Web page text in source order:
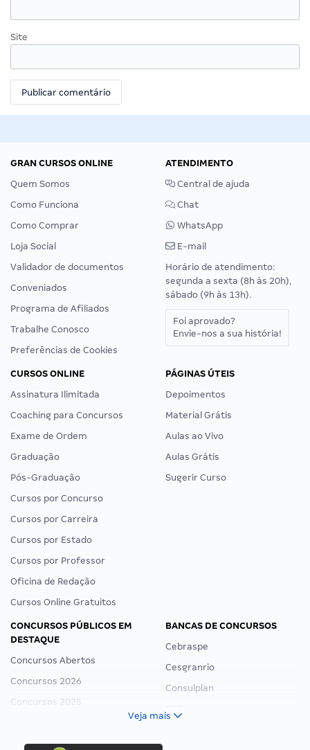
Site
GRAN CURSOS ONLINE
Quem Somos
Como Funciona
Como Comprar
Loja Social
Validador de documentos
Conveniados
Programa de Afiliados
Trabalhe Conosco
Preferências de Cookies
ATENDIMENTO
Central de ajuda
Chat
WhatsApp
E-mail
Horário de atendimento:
segunda a sexta (8h às 20h),
sábado (9h às 13h).
Foi aprovado?
Envie-nos a sua história!
CURSOS ONLINE
Assinatura Ilimitada
Coaching para Concursos
Exame de Ordem
Graduação
Pós-Graduação
Cursos por Concurso
Cursos por Carreira
Cursos por Estado
Cursos por Professor
Oficina de Redação
Cursos Online Gratuitos
PÁGINAS ÚTEIS
Depoimentos
Material Grátis
Aulas ao Vivo
Aulas Grátis
Sugerir Curso
CONCURSOS PÚBLICOS EM
DESTAQUE
Concursos Abertos
Concursos 2026
Concursos 2025
Concurso Ibama
BANCAS DE CONCURSOS
Cebraspe
Cesgranrio
Consulplan
Veja mais